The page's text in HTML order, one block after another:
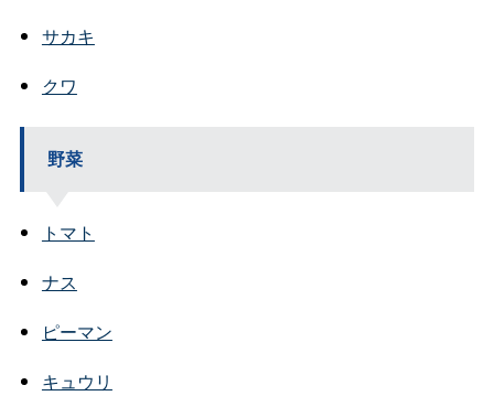
サカキ
クワ
野菜
トマト
ナス
ピーマン
キュウリ